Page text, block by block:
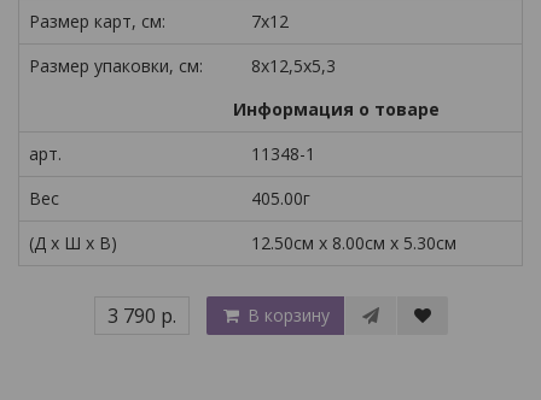
Размер карт, см:
7x12
Размер упаковки, см:
8x12,5x5,3
Информация о товаре
арт.
11348-1
Вес
405.00г
(Д x Ш x В)
12.50см x 8.00см x 5.30см
3 790 р. В корзину